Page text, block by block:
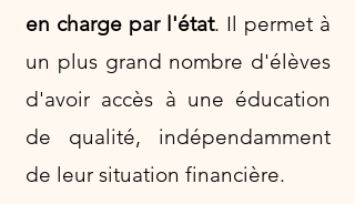
en charge par l'état. Il permet à
un plus grand nombre d'élèves
d'avoir accès à une éducation
de qualité, indépendamment
de leur situation financière.